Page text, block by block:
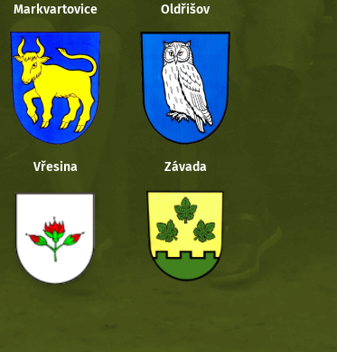
Markvartovice Oldřišov
Vřesina Závada